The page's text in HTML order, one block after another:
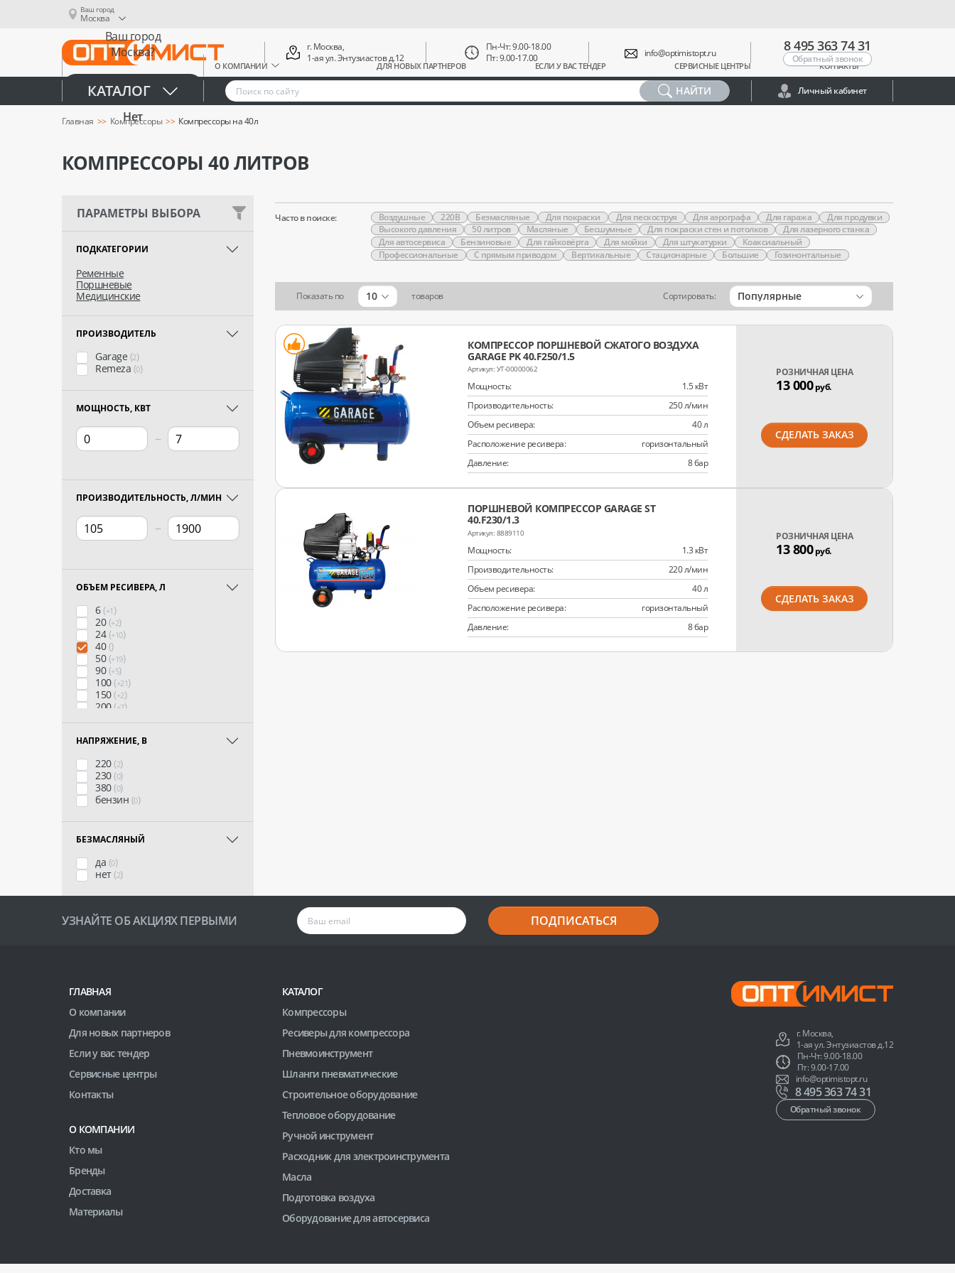
Ваш город
Москва
Ваш город
Москва?
Да
Нет
О КОМПАНИИ ДЛЯ НОВЫХ ПАРТНЕРОВ ЕСЛИ У ВАС ТЕНДЕР СЕРВИСНЫЕ ЦЕНТРЫ КОНТАКТЫ
г. Москва,
1-ая ул. Энтузиастов д.12
Пн-Чт: 9.00-18.00
Пт: 9.00-17.00
info@optimistopt.ru 8 495 363 74 31
Обратный звонок
КАТАЛОГ НАЙТИ Личный кабинет
Главная Компрессоры Компрессоры на 40л
КОМПРЕССОРЫ 40 ЛИТРОВ
ПАРАМЕТРЫ ВЫБОРА
ПОДКАТЕГОРИИ
Ременные
Поршневые
Медицинские
ПРОИЗВОДИТЕЛЬ
Garage (2)
Remeza (0)
МОЩНОСТЬ, КВТ
−
ПРОИЗВОДИТЕЛЬНОСТЬ, Л/МИН
−
ОБЪЕМ РЕСИВЕРА, Л
6(+1 )
20(+2)
24(+10)
40()
50(+19)
90(+5)
100(+21)
150(+2)
200(+7)
НАПРЯЖЕНИЕ, В
220(2)
230(0)
380(0)
бензин (0)
БЕЗМАСЛЯНЫЙ
да (0)
нет(2)
Часто в поиске: Воздушные 220В Безмасляные Для покраски Для пескоструя Для аэрографа Для гаража
Для продувки
Высокого давления
50 литров Масляные Бесшумные Для покраски стен и потолков
Для лазерного станка
Для автосервиса
Бензиновые Для гайковёрта Для мойки Для штукатурки
Коаксиальный
Профессиональные
С прямым приводом Вертикальные Стационарные Большие Гозинонтальные
Показать по 10 товаров Сортировать: Популярные
КОМПРЕССОР ПОРШНЕВОЙ СЖАТОГО ВОЗДУХА
GARAGE PK 40.F250/1.5
УТ-00000062
Мощность:
1.5 кВт
Производительность:
250 л/мин
Объем ресивера:
40 л
Расположение ресивера:
горизонтальный
Давление:
8 бар
РОЗНИЧНАЯ ЦЕНА
13 000руб.
СДЕЛАТЬ ЗАКАЗ
ПОРШНЕВОЙ КОМПРЕССОР GARAGE ST
40.F230/1.3
8889110
Мощность:
1.3 кВт
Производительность:
220 л/мин
Объем ресивера:
40 л
Расположение ресивера:
горизонтальный
Давление:
8 бар
РОЗНИЧНАЯ ЦЕНА
13 800руб.
СДЕЛАТЬ ЗАКАЗ
УЗНАЙТЕ ОБ АКЦИЯХ ПЕРВЫМИ ПОДПИСАТЬСЯ
ГЛАВНАЯ
О компании
Для новых партнеров
Если у вас тендер
Сервисные центры
Контакты
О КОМПАНИИ
Кто мы
Бренды
Доставка
Материалы
КАТАЛОГ
Компрессоры
Ресиверы для компрессора
Пневмоинструмент
Шланги пневматические
Строительное оборудование
Тепловое оборудование
Ручной инструмент
Расходник для электроинструмента
Масла
Подготовка воздуха
Оборудование для автосервиса
г. Москва,
1-ая ул. Энтузиастов д.12
Пн-Чт: 9.00-18.00
Пт: 9.00-17.00
info@optimistopt.ru
8 495 363 74 31
Обратный звонок